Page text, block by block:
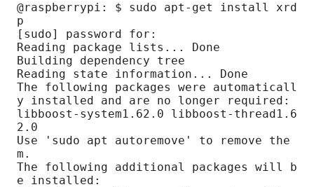
@raspberrypi: $ sudo apt-get install xrd
p
[sudo] password for:
Reading package lists... Done
Building dependency tree
Reading state information... Done
The following packages were automaticall
y installed and are no longer required:
libboost-system1.62.0 libboost-thread1.6
2.0
Use 'sudo apt autoremove' to remove the
m.
The following additional packages will b
e installed: